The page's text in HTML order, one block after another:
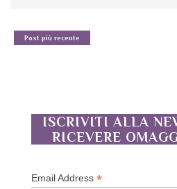
Post più recente
ISCRIVITI ALLA
RICEVERE
Email Address*